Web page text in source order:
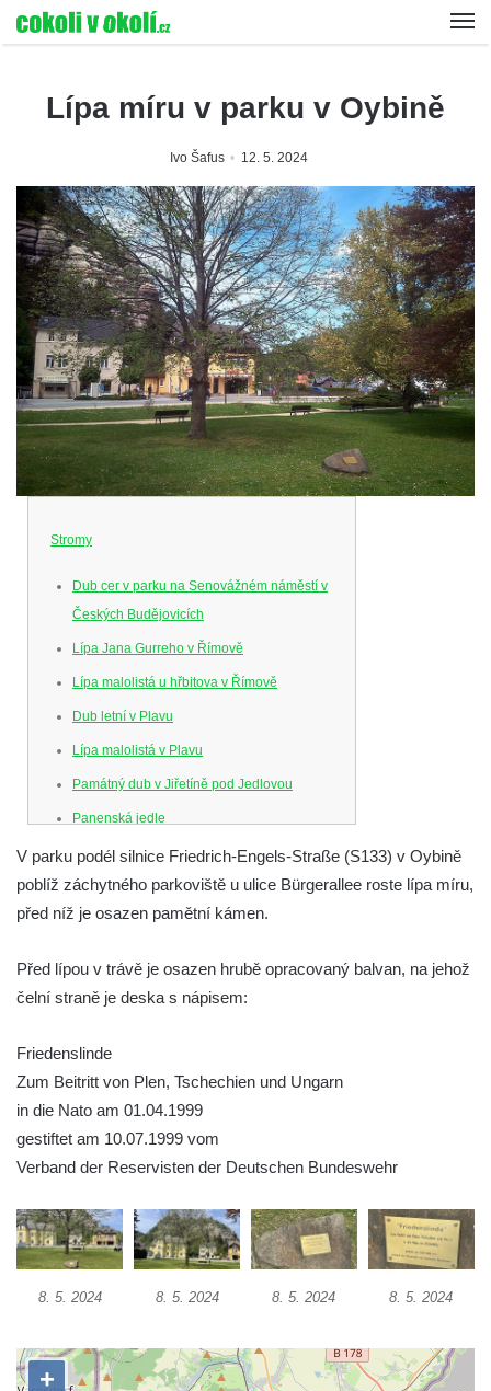
Lípa míru v parku v Oybině
Ivo Šafus 12. 5. 2024
Stromy
Dub cer v parku na Senovážném náměstí v
Českých Budějovicích
Lípa Jana Gurreho v Římově
Lípa malolistá u hřbitova v Římově
Dub letní v Plavu
Lípa malolistá v Plavu
Památný dub v Jiřetíně pod Jedlovou
Panenská jedle
Dub Karla IV. v oboře Linhart v Karlových
Varech
Soudní lípa v Severním u Lobendavy
Strom na křižovatce u domu čp. 160 ve
Chřibské
Lípa 75. výročí výroby papíru ve Štětí na
Mírovém náměstí ve Štětí
Strom svobody (lípa republiky) na Mírovém
náměstí ve Štětí
Platany před hlavním nádražím v Děčíně
Vltavou
Lípa srdčitá v Kozlovicích
Dub letní u břehu Labe v Dobříňském háji II.
Dub letní v Dobříňském háji
V parku podél silnice Friedrich-Engels-Straße (S133) v Oybině
poblíž záchytného parkoviště u ulice Bürgerallee roste lípa míru,
před níž je osazen pamětní kámen.
Před lípou v trávě je osazen hrubě opracovaný balvan, na jehož
čelní straně je deska s nápisem:
Friedenslinde
Zum Beitritt von Plen, Tschechien und Ungarn
in die Nato am 01.04.1999
gestiftet am 10.07.1999 vom
Verband der Reservisten der Deutschen Bundeswehr
8. 5. 2024 8. 5. 2024 8. 5. 2024 8. 5. 2024